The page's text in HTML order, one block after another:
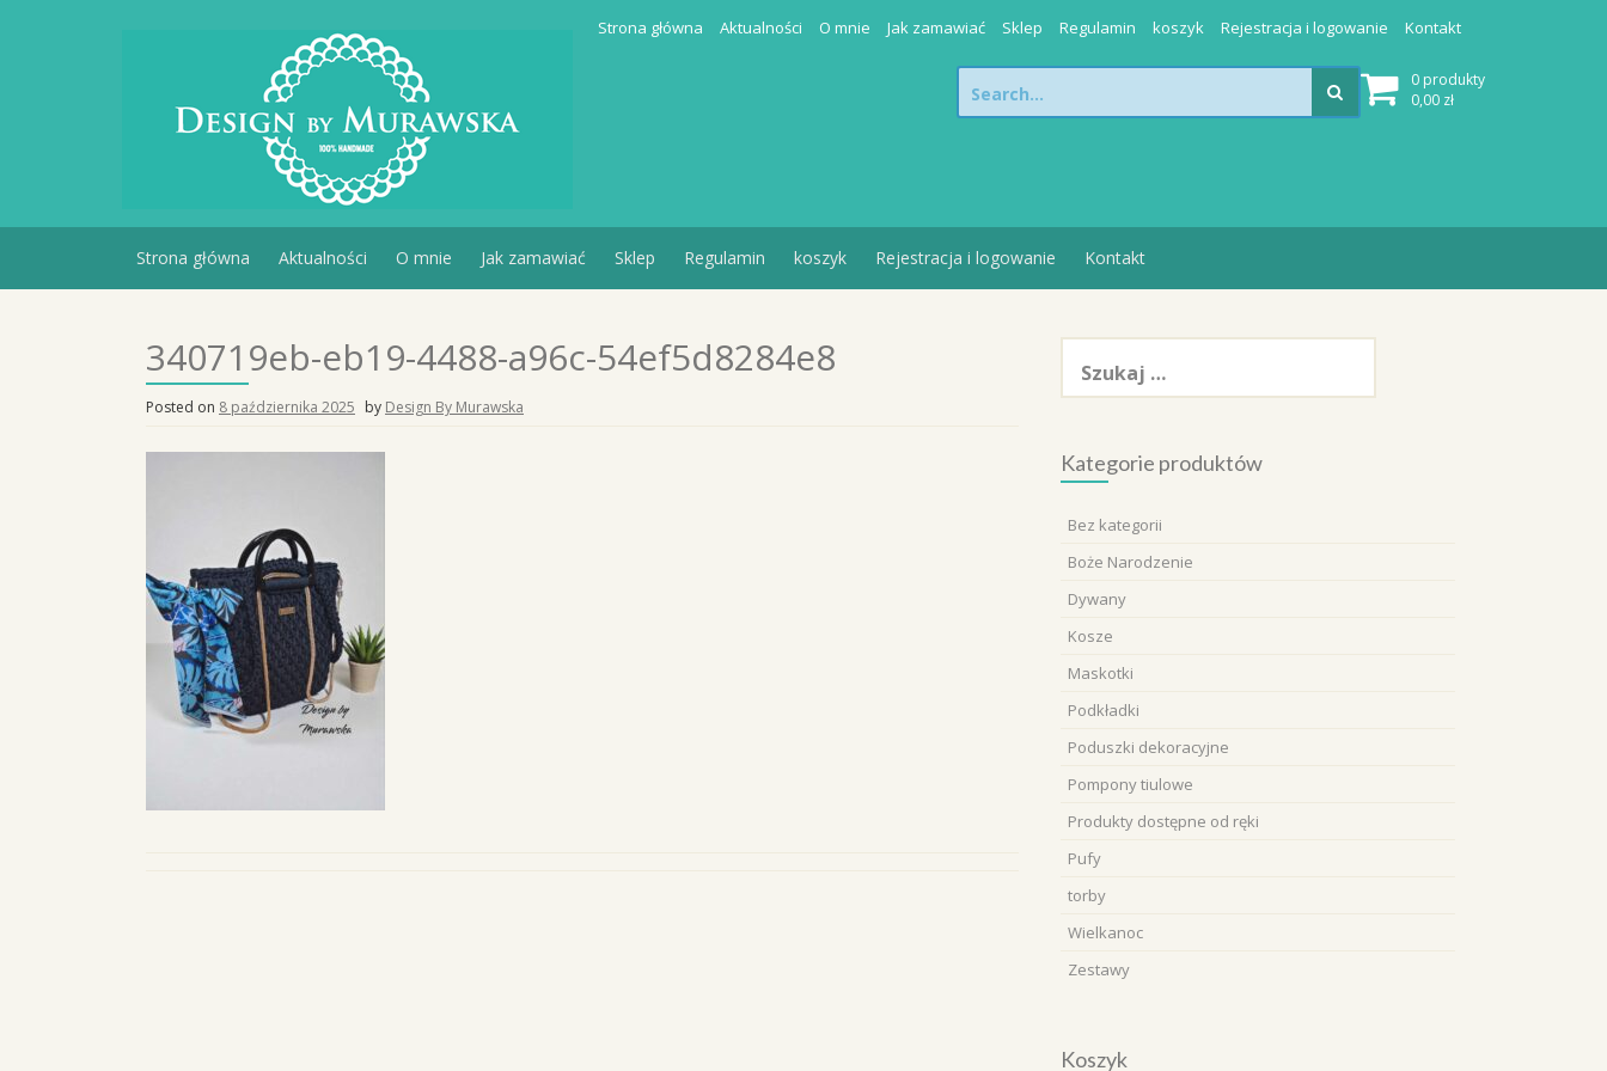
Strona główna Aktualności O mnie Jak zamawiać Sklep Regulamin koszyk Rejestracja i logowanie Kontakt
0 produkty
0,00 zł
Search
for:
Strona główna Aktualności O mnie Jak zamawiać Sklep Regulamin koszyk Rejestracja i logowanie Kontakt
340719eb-eb19-4488-a96c-54ef5d8284e8
Posted on 8 października 2025 by Design By Murawska
Szukaj:
Kategorie produktów
Bez kategorii
Boże Narodzenie
Dywany
Kosze
Maskotki
Podkładki
Poduszki dekoracyjne
Pompony tiulowe
Produkty dostępne od ręki
Pufy
torby
Wielkanoc
Zestawy
Koszyk